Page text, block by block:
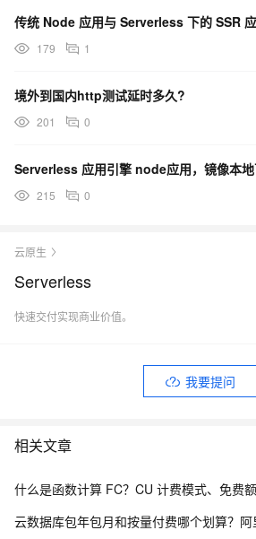
传统 Node 应用与 Serverless 下的 SSR
179 1
境外到国内http测试延时多久?
201 0
215 0
云原生
Serverless
快速交付实现商业价值。
我要提问
相关文章